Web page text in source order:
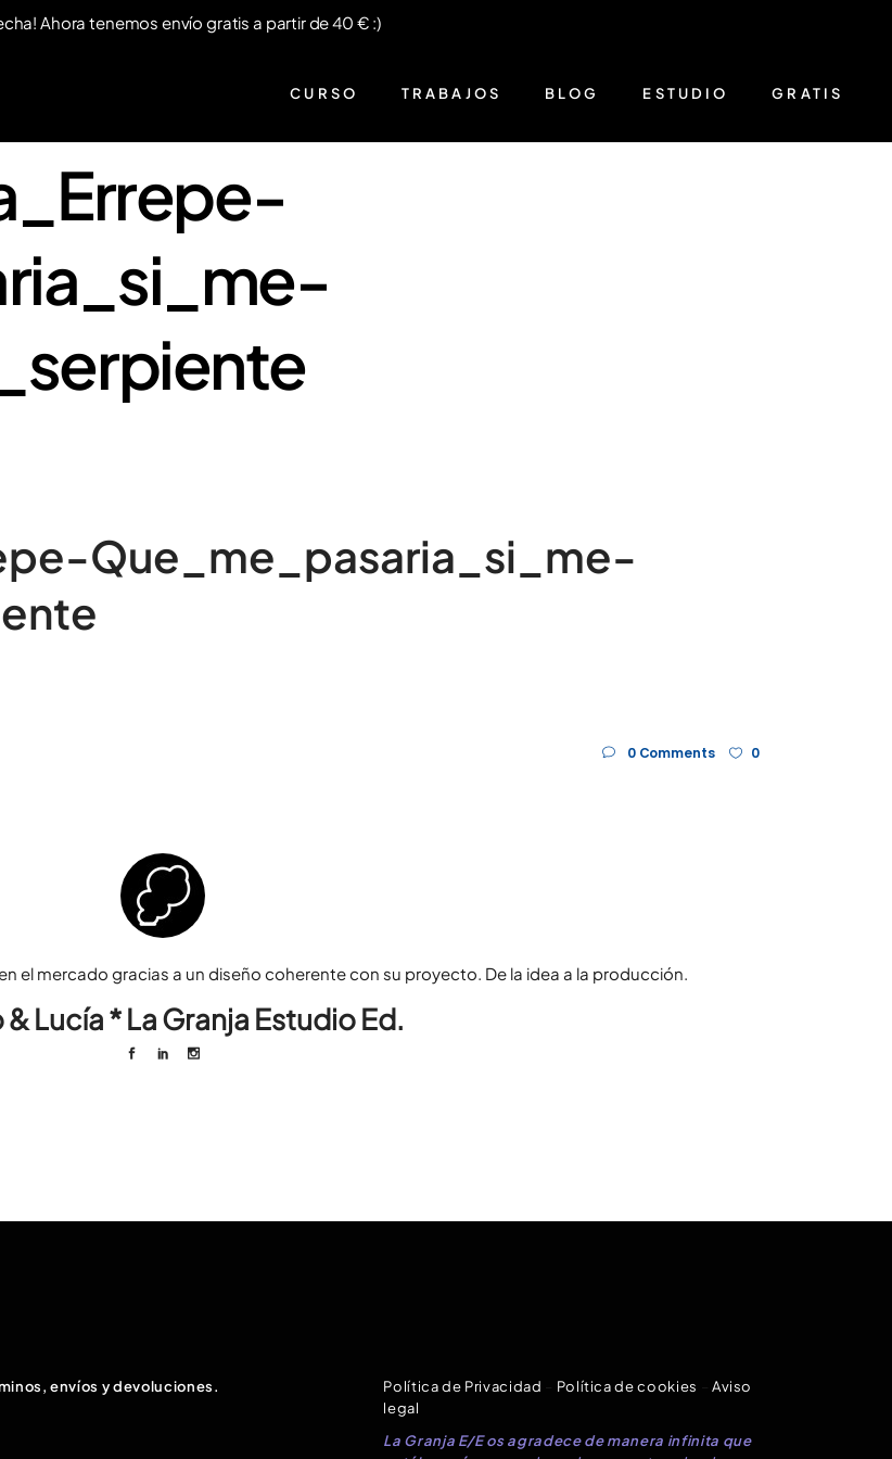
CURSO TRABAJOS BLOG ESTUDIO GRATIS
Que_me_pasaria_si_me-
0 Comments 0
el mercado gracias a un diseño coherente con su proyecto. De la idea a la producción.
& Lucía * La Granja Estudio Ed.
envíos y devoluciones. Política de Privacidad Política de cookies
Aviso
legal
La Granja E/E os agradece de manera infinita que
Ahora tenemos envío gratis a partir de 40 € :)